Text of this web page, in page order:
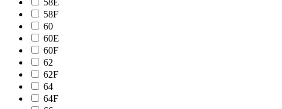
58F
60
60E
60F
62
62F
64
64F